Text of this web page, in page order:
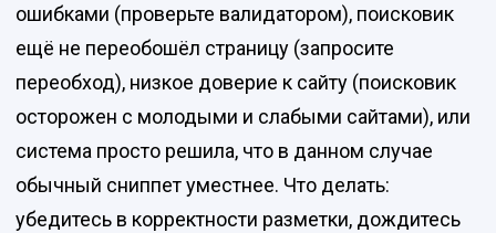
ошибками (проверьте валидатором), поисковик
ещё не переобошёл страницу (запросите
переобход), низкое доверие к сайту (поисковик
осторожен с молодыми и слабыми сайтами), или
система просто решила, что в данном случае
обычный сниппет уместнее. Что делать:
убедитесь в корректности разметки, дождитесь